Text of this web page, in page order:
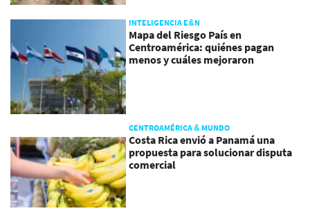
INTELIGENCIA E&N
Mapa del Riesgo País en
Centroamérica: quiénes pagan
menos y cuáles mejoraron
CENTROAMÉRICA & MUNDO
Costa Rica envió a Panamá una
propuesta para solucionar disputa
comercial